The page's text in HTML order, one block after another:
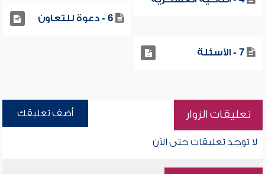
6 - دعوة للتعاون
7 - الأسئلة
تعليقات الزوار أضف تعليقك
لا توجد تعليقات حتى الآن